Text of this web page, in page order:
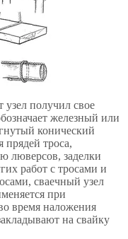
получил свое
железный или
конический
прядей троса,
люверсов, заделки
работ с тросами и
сваечный узел
при
время наложения
на свайку